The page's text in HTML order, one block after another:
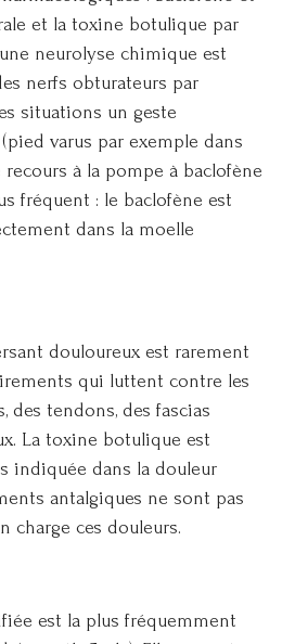
et la toxine botulique par
neurolyse chimique est
nerfs obturateurs par
situations un geste
varus par exemple dans
recours à la pompe à baclofène
fréquent : le baclofène est
dans la moelle
douloureux est rarement
qui luttent contre les
des tendons, des fascias
La toxine botulique est
indiquée dans la douleur
antalgiques ne sont pas
charge ces douleurs.
est la plus fréquemment